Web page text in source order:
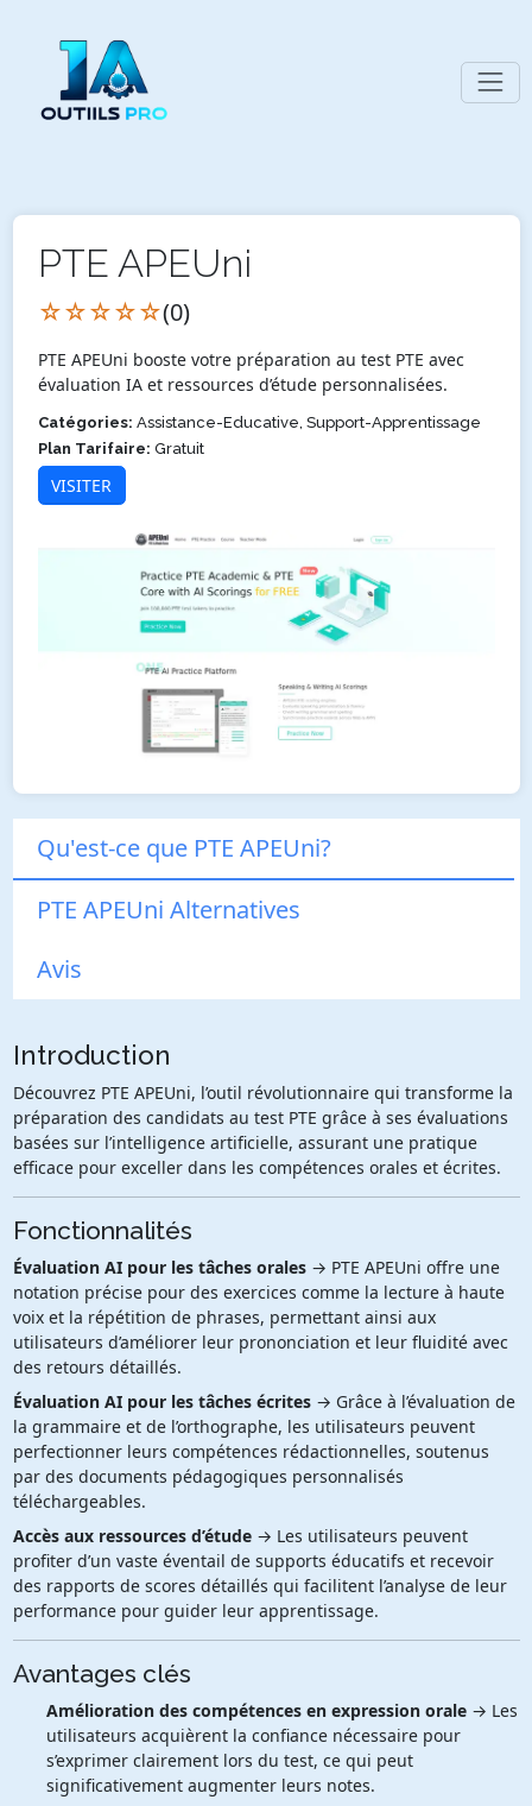
PTE APEUni
☆☆☆☆☆(0)
PTE APEUni booste votre préparation au test PTE avec
évaluation IA et ressources d’étude personnalisées.
Catégories: Assistance-Educative, Support-Apprentissage
Plan Tarifaire: Gratuit
VISITER
Qu'est-ce que PTE APEUni?
PTE APEUni Alternatives
Avis
Introduction
Découvrez PTE APEUni, l’outil révolutionnaire qui transforme la
préparation des candidats au test PTE grâce à ses évaluations
basées sur l’intelligence artificielle, assurant une pratique
efficace pour exceller dans les compétences orales et écrites.
Fonctionnalités
Évaluation AI pour les tâches orales→ PTE APEUni offre une
notation précise pour des exercices comme la lecture à haute
voix et la répétition de phrases, permettant ainsi aux
utilisateurs d’améliorer leur prononciation et leur fluidité avec
des retours détaillés.
Évaluation AI pour les tâches écrites→ Grâce à l’évaluation de
la grammaire et de l’orthographe, les utilisateurs peuvent
perfectionner leurs compétences rédactionnelles, soutenus
par des documents pédagogiques personnalisés
téléchargeables.
Accès aux ressources d’étude→ Les utilisateurs peuvent
profiter d’un vaste éventail de supports éducatifs et recevoir
des rapports de scores détaillés qui facilitent l’analyse de leur
performance pour guider leur apprentissage.
Avantages clés
Amélioration des compétences en expression orale→ Les
utilisateurs acquièrent la confiance nécessaire pour
s’exprimer clairement lors du test, ce qui peut
significativement augmenter leurs notes.